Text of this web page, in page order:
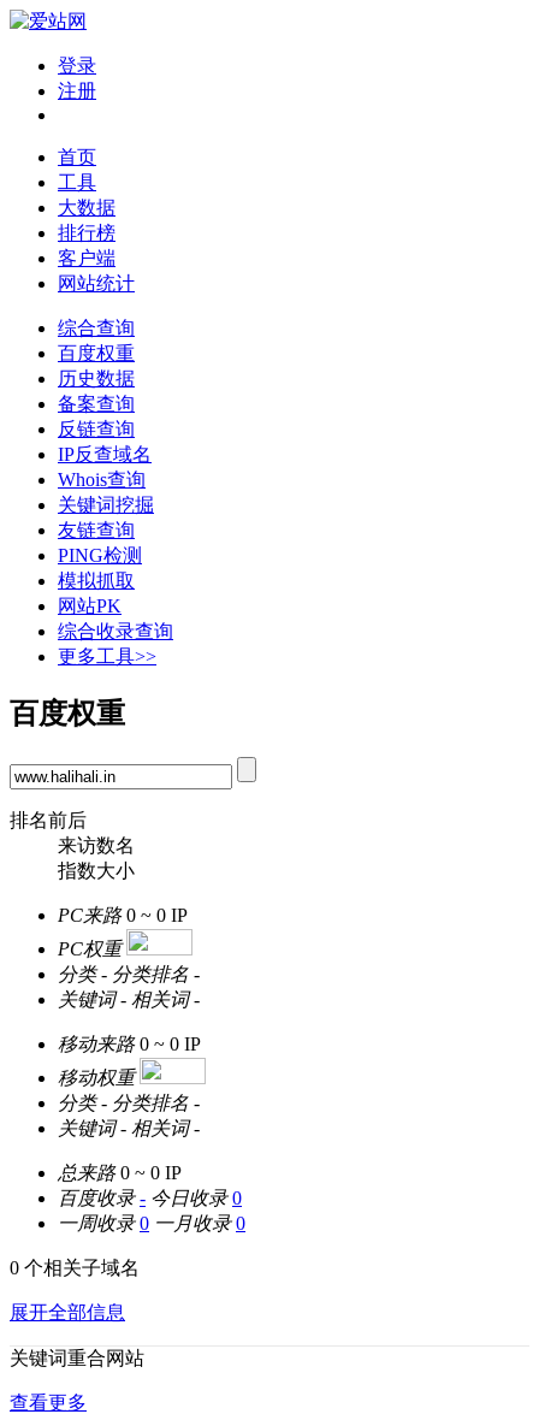
登录
注册
首页
工具
大数据
排行榜
客户端
网站统计
综合查询
百度权重
历史数据
备案查询
反链查询
IP反查域名
Whois查询
关键词挖掘
友链查询
PING检测
模拟抓取
网站PK
综合收录查询
更多工具>>
百度权重
排名前后
来访数名
指数大小
PC来路 0 ~ 0 IP
PC权重
分类 - 分类排名 -
关键词 - 相关词 -
移动来路 0 ~ 0 IP
移动权重
分类 - 分类排名 -
关键词 - 相关词 -
总来路 0 ~ 0 IP
百度收录 - 今日收录 0
一周收录 0 一月收录 0
0 个相关子域名
展开全部信息
关键词重合网站
查看更多